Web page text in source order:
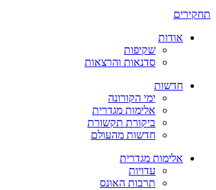
תחקירים
אודות
שקיפות
סדנאות והרצאות
חדשות
ימי הקורונה
אלימות מגדרית
ביקורת תקשורת
חדשות מהעולם
אלימות מגדרית
עדויות
תרבות האונס